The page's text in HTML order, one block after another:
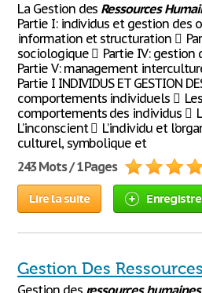
La Gestion des Ressources
Partie I: individus et gestion des
information et structuration 
sociologique  Partie IV:
Partie V: management
Partie I INDIVIDUS ET GESTION
comportements individuels 
comportements des individus 
L’inconscient  L’individu et
culturel, symbolique et
243 Mots / 1 Pages
Lire la suite
Gestion Des
Gestion des ressources humaines